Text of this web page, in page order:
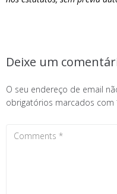
Deixe um
O seu endereço de email
obrigatórios marcados com